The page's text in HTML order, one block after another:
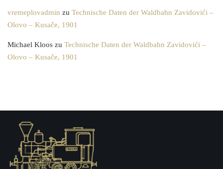
vremeplovadmin zu Technische Daten der Waldbahn Zavidovići –
Olovo – Kusače, 1901
Michael Kloos zu Technische Daten der Waldbahn Zavidovići –
Olovo – Kusače, 1901